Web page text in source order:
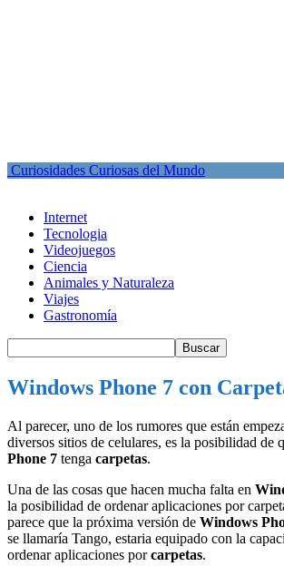
Curiosidades Curiosas del Mundo
Internet
Tecnologia
Videojuegos
Ciencia
Animales y Naturaleza
Viajes
Gastronomía
Windows Phone 7 con
Al parecer, uno de los rumores que están
diversos sitios de celulares, es la posibilidad de
Phone 7 tenga carpetas.
Una de las cosas que hacen mucha falta en
la posibilidad de ordenar aplicaciones por
parece que la próxima versión de Windows
se llamaría Tango, estaria equipado con la
ordenar aplicaciones porcarpetas.